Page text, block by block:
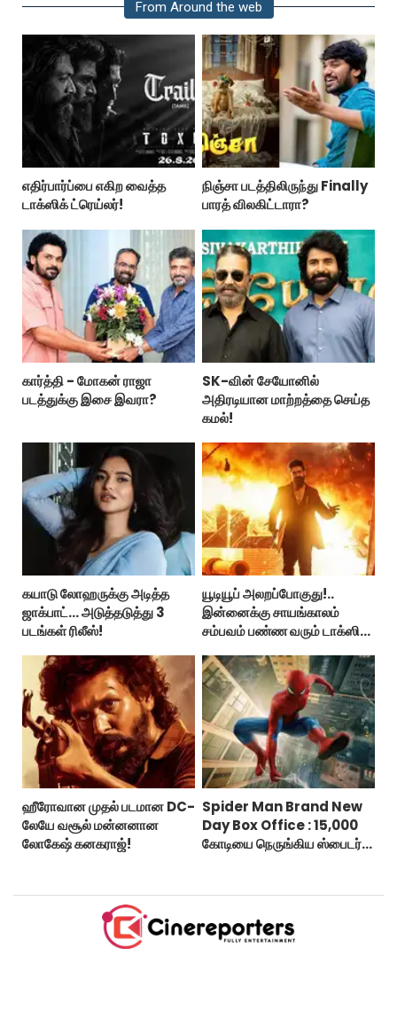
From Around the web
எதிர்பார்ப்பை எகிற வைத்த
டாக்ஸிக் ட்ரெய்லர்!
நிஞ்சா படத்திலிருந்து Finally
பாரத் விலகிட்டாரா?
கார்த்தி - மோகன் ராஜா
படத்துக்கு இசை இவரா?
SK-வின் சேயோனில்
அதிரடியான மாற்றத்தை செய்த
கமல்!
கயாடு லோஹருக்கு அடித்த
ஜாக்பாட்... அடுத்தடுத்து 3
படங்கள் ரிலீஸ்!
யூடியூப் அலறப்போகுது!..
இன்னைக்கு சாயங்காலம்
சம்பவம் பண்ண வரும் டாக்ஸிக்
ஹீரோவான முதல் படமான DC-
லேயே வசூல் மன்னனான
லோகேஷ் கனகராஜ்!
Spider Man Brand New
Day Box Office : 15,000
கோடியை நெருங்கிய ஸ்பைடர்